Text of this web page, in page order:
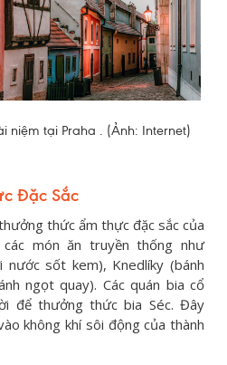
niệm tại Praha . (Ảnh: Internet)
Đặc Sắc
thức ẩm thực đặc sắc của
món ăn truyền thống như
nước sốt kem), Knedlíky (bánh
ngọt quay). Các quán bia cổ
để thưởng thức bia Séc. Đây
không khí sôi động của thành